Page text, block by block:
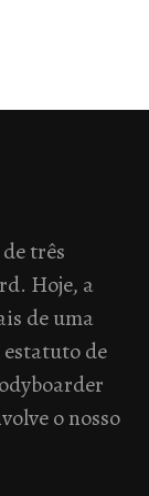
três
Hoje, a
de uma
de
o nosso